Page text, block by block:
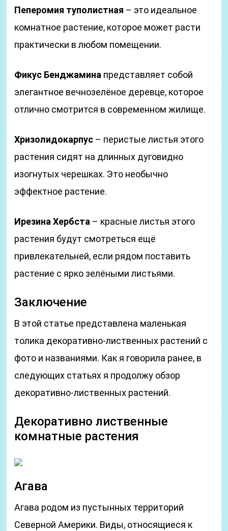
Пеперомия туполистная – это идеальное
комнатное растение, которое может расти
практически в любом помещении.
Фикус Бенджамина представляет собой
элегантное вечнозелёное деревце, которое
отлично смотрится в современном жилище.
Хризолидокарпус – перистые листья этого
растения сидят на длинных дуговидно
изогнутых черешках. Это необычно
эффектное растение.
Ирезина Хербста – красные листья этого
растения будут смотреться ещё
привлекательней, если рядом поставить
растение с ярко зелёными листьями.
Заключение
В этой статье представлена маленькая
толика декоративно-лиственных растений с
фото и названиями. Как я говорила ранее, в
следующих статьях я продолжу обзор
декоративно-лиственных растений.
Декоративно лиственные
комнатные растения
Агава
Агава родом из пустынных территорий
Северной Америки. Виды, относящиеся к